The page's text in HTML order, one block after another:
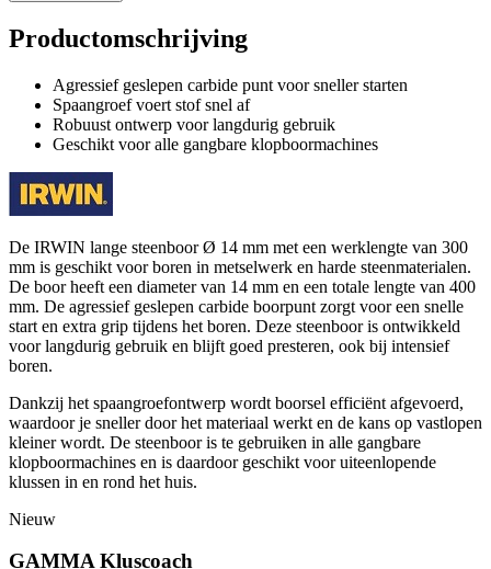
Productomschrijving
Agressief geslepen carbide punt voor sneller starten
Spaangroef voert stof snel af
Robuust ontwerp voor langdurig gebruik
Geschikt voor alle gangbare klopboormachines
De IRWIN lange steenboor Ø 14 mm met een werklengte van 300
mm is geschikt voor boren in metselwerk en harde steenmaterialen.
De boor heeft een diameter van 14 mm en een totale lengte van 400
mm. De agressief geslepen carbide boorpunt zorgt voor een snelle
start en extra grip tijdens het boren. Deze steenboor is ontwikkeld
voor langdurig gebruik en blijft goed presteren, ook bij intensief
boren.
Dankzij het spaangroefontwerp wordt boorsel efficiënt afgevoerd,
waardoor je sneller door het materiaal werkt en de kans op vastlopen
kleiner wordt. De steenboor is te gebruiken in alle gangbare
klopboormachines en is daardoor geschikt voor uiteenlopende
klussen in en rond het huis.
Nieuw
GAMMA Kluscoach